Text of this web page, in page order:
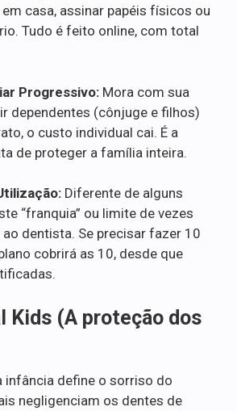
casa, assinar papéis físicos ou
Tudo é feito online, com total
Progressivo: Mora com sua
dependentes (cônjuge e filhos)
o custo individual cai. É a
de proteger a família inteira.
Diferente de alguns
“franquia” ou limite de vezes
dentista. Se precisar fazer 10
cobrirá as 10, desde que
Kids (A proteção dos
infância define o sorriso do
negligenciam os dentes de